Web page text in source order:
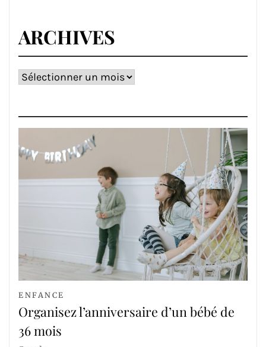
ARCHIVES
Archives
ENFANCE
Organisez l’anniversaire d’un bébé de
36 mois